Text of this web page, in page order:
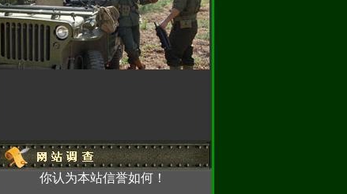
大家的支
因为使用密
使我们无法
你认为本站信誉如何！